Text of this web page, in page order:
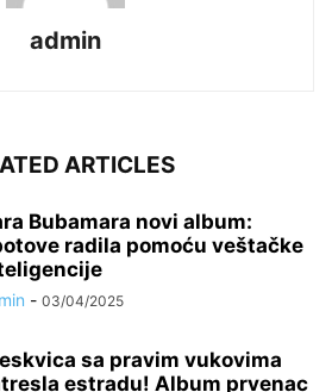
admin
ARTICLES
Bubamara novi album:
radila pomoću veštačke
- 03/04/2025
sa pravim vukovima
estradu! Album prvenac